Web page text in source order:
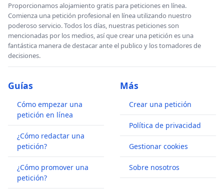
Proporcionamos alojamiento gratis para peticiones en línea.
Comienza una petición profesional en línea utilizando nuestro
poderoso servicio. Todos los días, nuestras peticiones son
mencionadas por los medios, así que crear una petición es una
fantástica manera de destacar ante el publico y los tomadores de
decisiones.
Guías
Cómo empezar una
petición en línea
¿Cómo redactar una
petición?
¿Cómo promover una
petición?
Más
Crear una petición
Política de privacidad
Gestionar cookies
Sobre nosotros